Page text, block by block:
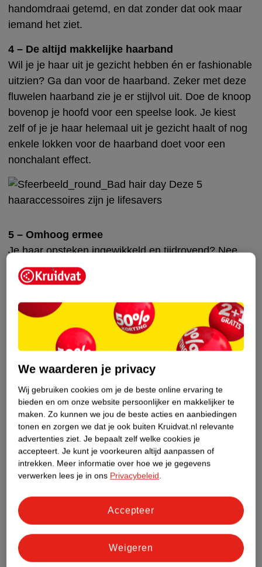
handomdraai getemd, en dat zonder dat ook maar
iemand het ziet.
4 – De altijd makkelijke haarband
Wil je je haar uit je gezicht hebben én er fashionable
uitzien? Ga dan voor de haarband. Zeker met deze
fluwelen haarband zie je er stijlvol uit. Doe de knoop
bovenop je hoofd voor een speelse look. Je kiest
zelf of je je haar helemaal uit je gezicht haalt of nog
enkele lokken voor de haarband doet voor een
nonchalant effect.
5 – Omhoog ermee
Je haar opsteken ingewikkeld en tijdrovend? Nee
hoor. Met dezegebogen haarklem
een handomdraai op. Het enige dat je hoeft te doen
omhoog te draaien en vast te zetten. Ideaal als je
haar niet meewerkt en je weinig tijd hebt.
Fijne dag!
.
We waarderen je privacy
Wij gebruiken cookies om je de beste online ervaring te
bieden en om onze website persoonlijker en makkelijker te
maken. Zo kunnen we jou de beste acties en aanbiedingen
tonen en zorgen we dat je ook buiten Kruidvat.nl relevante
advertenties ziet. Je bepaalt zelf welke cookies je
accepteert. Je kunt je voorkeuren altijd aanpassen of
intrekken. Meer informatie over hoe we je gegevens
verwerken lees je in ons Privacybeleid.
Weigeren
Accepteer